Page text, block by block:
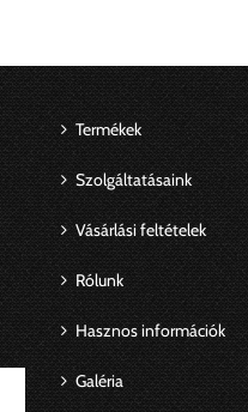
Termékek
Szolgáltatásaink
Vásárlási feltételek
Rólunk
Hasznos információk
Galéria